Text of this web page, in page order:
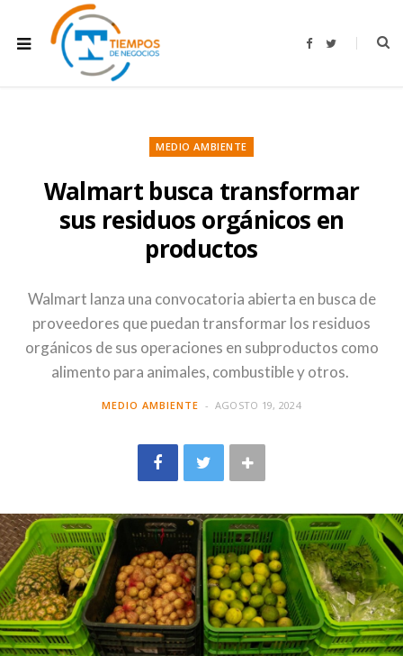
F
b
T
t
MEDIO AMBIENTE
Walmart busca transformar
sus residuos orgánicos en
productos
Walmart lanza una convocatoria abierta en busca de
proveedores que puedan transformar los residuos
orgánicos de sus operaciones en subproductos como
alimento para animales, combustible y otros.
MEDIO AMBIENTE AGOSTO 19, 2024